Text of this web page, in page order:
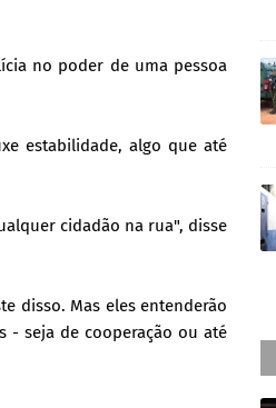
no poder de uma pessoa
estabilidade, algo que até
cidadão na rua", disse
disso. Mas eles entenderão
- seja de cooperação ou até